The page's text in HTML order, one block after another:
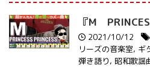
『M
2021/10/12
リーズの音楽室, ギ
弾き語り, 昭和歌謡